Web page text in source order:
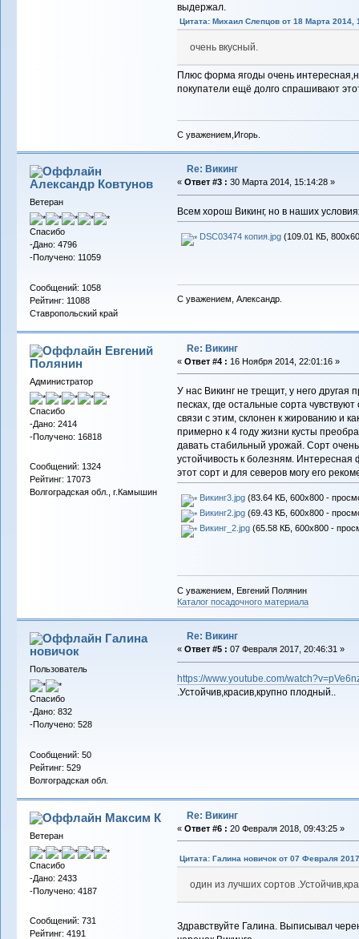
выдержал.
Цитата: Михаил Слепцов от 18 Марта 2014,
очень вкусный.
Плюс форма ягоды очень
покупатели ещё долго спрашивают
С уважением,Игорь.
Александр Ковтунов
Ветеран
Спасибо
-Дано: 4796
-Получено: 11059
Сообщений: 1058
Рейтинг: 11088
Ставропольский край
Re: Викинг
« Ответ #3 : 30 Марта 2014, 15:14:28 »
Всем хорош Викинг, но в наших
DSC03474 копия.jpg(109.01 КБ,
С уважением, Александр.
Евгений
Полянин
Администратор
Спасибо
-Дано: 2414
-Получено: 16818
Сообщений: 1324
Рейтинг: 17073
Волгоградская обл., г.Камышин
Re: Викинг
« Ответ #4 : 16 Ноября 2014, 22:01:16 »
У нас Викинг не трещит, у него другая
песках, где остальные сорта
связи с этим, склонен к жированию и
примерно к 4 году жизни кусты
давать стабильный урожай. Сорт
устойчивость к болезням.
этот сорт и для северов могу его
Викинг3.jpg(83.64 КБ, 600x800 -
Викинг2.jpg(69.43 КБ, 600x800 -
Викинг_2.jpg(65.58 КБ, 600x800 -
С уважением, Евгений Полянин
Каталог посадочного материала
Галина
новичок
Пользователь
Спасибо
-Дано: 832
-Получено: 528
Сообщений: 50
Рейтинг: 529
Волгоградская обл.
Re: Викинг
« Ответ #5 : 07 Февраля 2017, 20:46:31 »
https://www.youtube.com/
.Устойчив,красив,крупно плодный..
Максим К
Ветеран
Спасибо
-Дано: 2433
-Получено: 4187
Сообщений: 731
Рейтинг: 4191
Re: Викинг
« Ответ #6 : 20 Февраля 2018, 09:43:25 »
Цитата: Галина новичок от 07 Февраля
один из лучших сортов
Здравствуйте Галина. Выписывал